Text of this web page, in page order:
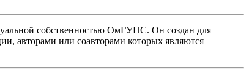
собственностью ОмГУПС. Он создан для
авторами или соавторами которых являются